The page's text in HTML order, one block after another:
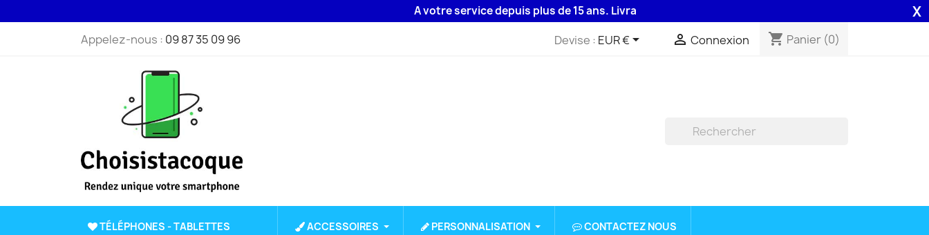
A votre service depuis plus de 15 ans. Livraison 48H assurée par la Poste . X
Appelez-nous : 09 87 35 09 96 Devise : EUR €  Connexion shopping_cart Panier (0)
TÉLÉPHONES - TABLETTES ACCESSOIRES PERSONNALISATION CONTACTEZ NOUS